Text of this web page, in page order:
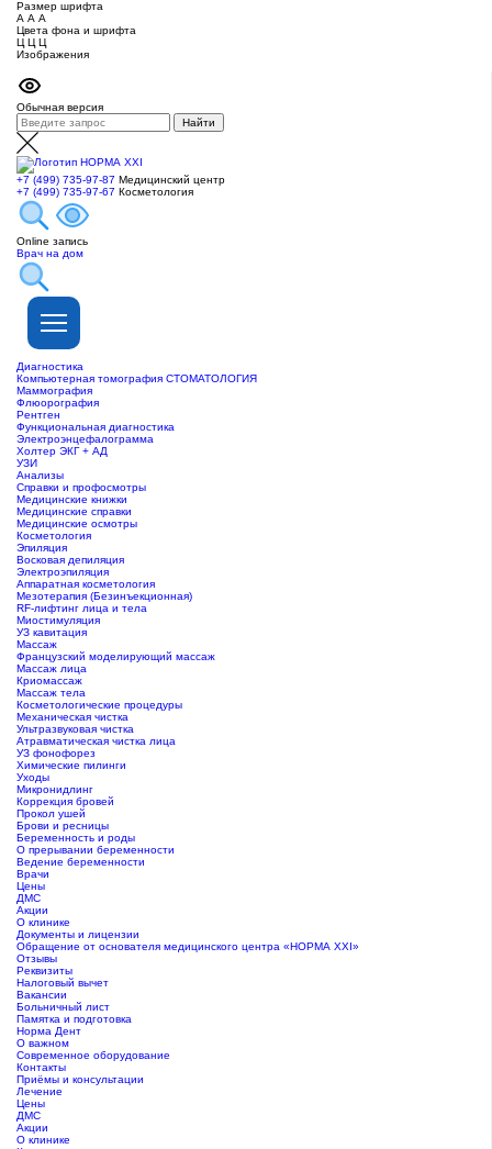
Размер шрифта
А А А
Цвета фона и шрифта
Ц Ц Ц
Изображения
Обычная версия
+7 (499) 735-97-87 Медицинский центр
+7 (499) 735-97-67 Косметология
Online запись
Врач на дом
Диагностика
Компьютерная томография СТОМАТОЛОГИЯ
Маммография
Флюорография
Рентген
Функциональная диагностика
Электроэнцефалограмма
Холтер ЭКГ + АД
УЗИ
Анализы
Справки и профосмотры
Медицинские книжки
Медицинские справки
Медицинские осмотры
Косметология
Эпиляция
Восковая депиляция
Электроэпиляция
Аппаратная косметология
Мезотерапия (Безинъекционная)
RF-лифтинг лица и тела
Миостимуляция
УЗ кавитация
Массаж
Французский моделирующий массаж
Массаж лица
Криомассаж
Массаж тела
Косметологические процедуры
Механическая чистка
Ультразвуковая чистка
Атравматическая чистка лица
УЗ фонофорез
Химические пилинги
Уходы
Микронидлинг
Коррекция бровей
Прокол ушей
Брови и ресницы
Беременность и роды
О прерывании беременности
Ведение беременности
Врачи
Цены
ДМС
Акции
О клинике
Документы и лицензии
Обращение от основателя медицинского центра «НОРМА ХХI»
Отзывы
Реквизиты
Налоговый вычет
Вакансии
Больничный лист
Памятка и подготовка
Норма Дент
О важном
Современное оборудование
Контакты
Приёмы и консультации
Лечение
Цены
ДМС
Акции
О клинике